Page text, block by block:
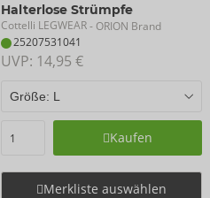
Halterlose Strümpfe
Cottelli LEGWEAR- ORION Brand
25207531041
UVP: 14,95 €
Kaufen
Merkliste auswählen